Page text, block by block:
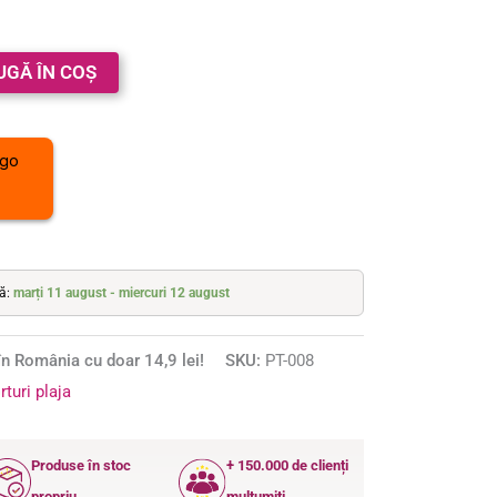
ÎN COȘ
marți 11 august - miercuri 12 august
România cu doar 14,9 lei! SKU: PT-008
plaja
Produse în stoc
+ 150.000 de clienți